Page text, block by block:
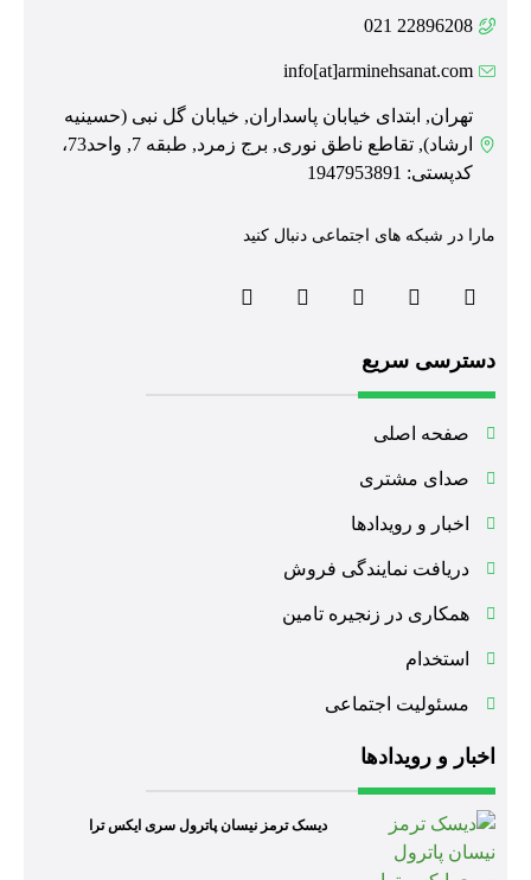
22896208 021
info[at]arminehsanat.com
تهران, ابتدای خیابان پاسداران, خیابان گل نبی (حسینیه
ارشاد), تقاطع ناطق نوری, برج زمرد, طبقه 7, واحد73،
کدپستی: 1947953891
مارا در شبکه های اجتماعی دنبال کنید
دسترسی سریع
صفحه اصلی
صدای مشتری
اخبار و رویدادها
دریافت نمایندگی فروش
همکاری در زنجیره تامین
استخدام
مسئولیت اجتماعی
اخبار و رویدادها
دیسک ترمز نیسان پاترول سری ایکس ترا